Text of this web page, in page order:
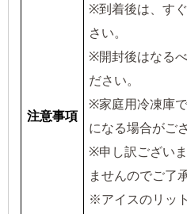
注意事項
※到着後は、す
さい。
※開封後はなる
ださい。
※家庭用冷凍庫
になる場合がご
※申し訳ござい
ませんのでご了
※アイスのリッ